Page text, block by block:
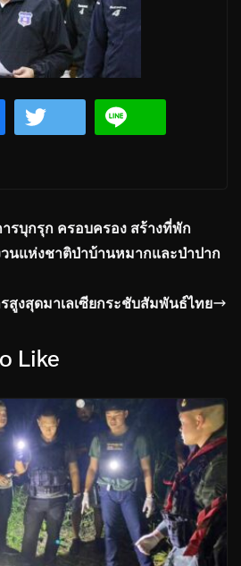
รบุกรุก ครอบครอง สร้างที่พัก
นแห่งชาติป่าบ้านหมากและป่าปาก
งสุดมาเลเซียกระชับสัมพันธ์ไทย
Like